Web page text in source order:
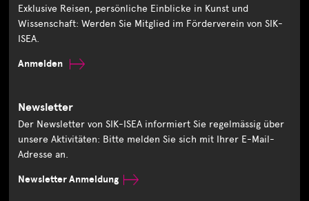
Exklusive Reisen, persönliche Einblicke in Kunst und
Wissenschaft: Werden Sie Mitglied im Förderverein von SIK-
ISEA.
Anmelden
Newsletter
Der Newsletter von SIK-ISEA informiert Sie regelmässig über
unsere Aktivitäten: Bitte melden Sie sich mit Ihrer E-Mail-
Adresse an.
Newsletter Anmeldung